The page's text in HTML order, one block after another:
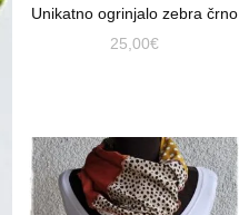
Unikatno ogrinjalo zebra črno
25,00€